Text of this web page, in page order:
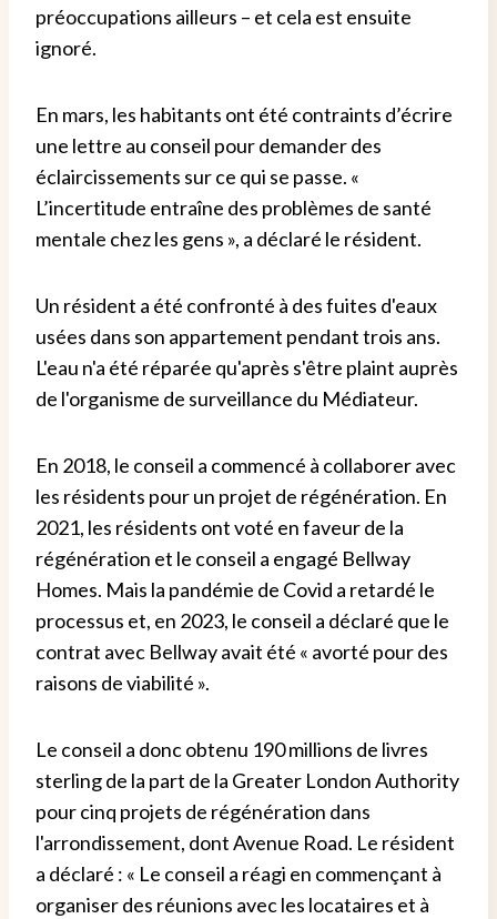
préoccupations ailleurs – et cela est ensuite
ignoré.
En mars, les habitants ont été contraints d’écrire
une lettre au conseil pour demander des
éclaircissements sur ce qui se passe. «
L’incertitude entraîne des problèmes de santé
mentale chez les gens », a déclaré le résident.
Un résident a été confronté à des fuites d'eaux
usées dans son appartement pendant trois ans.
L'eau n'a été réparée qu'après s'être plaint auprès
de l'organisme de surveillance du Médiateur.
En 2018, le conseil a commencé à collaborer avec
les résidents pour un projet de régénération. En
2021, les résidents ont voté en faveur de la
régénération et le conseil a engagé Bellway
Homes. Mais la pandémie de Covid a retardé le
processus et, en 2023, le conseil a déclaré que le
contrat avec Bellway avait été « avorté pour des
raisons de viabilité ».
Le conseil a donc obtenu 190 millions de livres
sterling de la part de la Greater London Authority
pour cinq projets de régénération dans
l'arrondissement, dont Avenue Road. Le résident
a déclaré : « Le conseil a réagi en commençant à
organiser des réunions avec les locataires et à